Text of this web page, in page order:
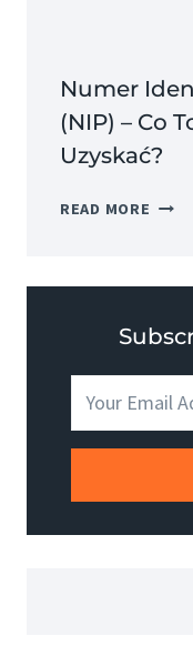
Numer
(NIP) – Co
Uzyskać?
READ MORE
CO
JEST
I
JAK